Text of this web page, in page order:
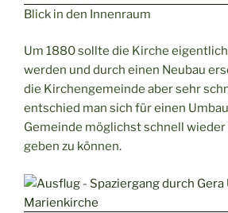
Blick in den Innenraum
Um 1880 sollte die Kirche
werden und durch einen Neubau
die Kirchengemeinde aber sehr
entschied man sich für einen
Gemeinde möglichst schnell wieder
geben zu können.